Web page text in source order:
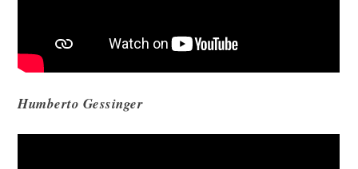
Humberto Gessinger